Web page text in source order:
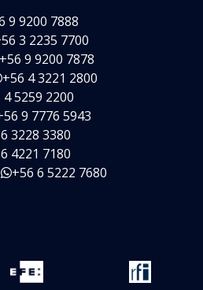
9 9200 7888
3 2235 7700
+56 9 9200 7878
+56 4 3221 2800
4 5259 2200
9 7776 5943
3228 3380
4221 7180
+56 6 5222 7680